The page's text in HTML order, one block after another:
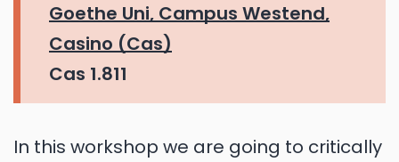
Goethe Uni, Campus Westend,
Casino (Cas)
Cas 1.811
In this workshop we are going to critically